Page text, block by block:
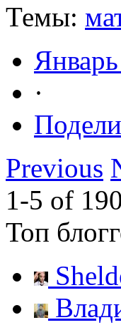
Темы:
·
Previous
1-5 of
Топ